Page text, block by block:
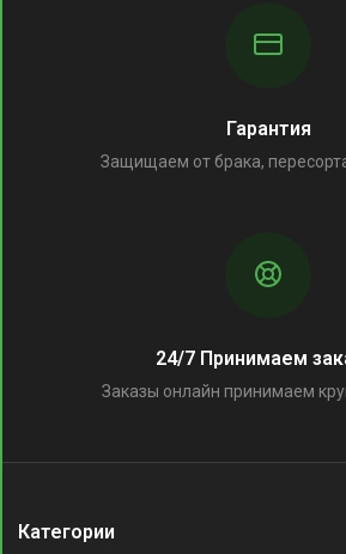
Гарантия
Защищаем от брака,
24/7 Принимаем
Заказы онлайн принимаем
Категории